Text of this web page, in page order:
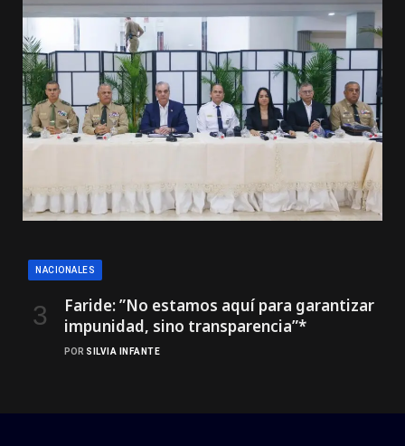
NACIONALES
Faride: ”No estamos aquí para garantizar
impunidad, sino transparencia”*
POR SILVIA INFANTE